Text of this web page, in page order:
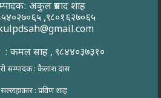
अकुल प्रसाद शाह
,९८०१६२७०६५
: कमल साह , ९८४४०३७३१०
सम्पादक : कैलाश दास
सल्लहाकार : प्रविण शाह